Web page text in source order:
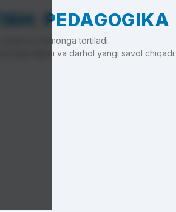
PEDAGOGIKA
siz tomonga tortiladi.
siljiydi va darhol yangi savol chiqadi.